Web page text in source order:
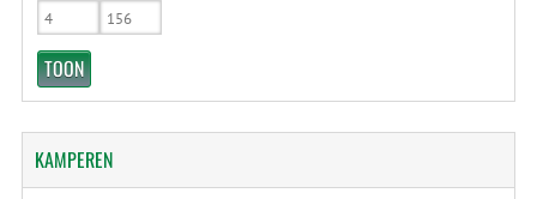
KAMPEREN